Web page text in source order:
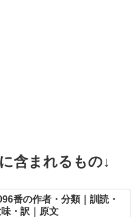
含まれるもの↓
番の作者・分類｜訓読・
・訳｜原文